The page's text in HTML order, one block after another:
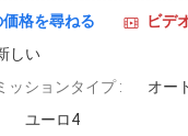
格を尋ねる
ビデ
しい
ッションタイプ :
オー
ユーロ4